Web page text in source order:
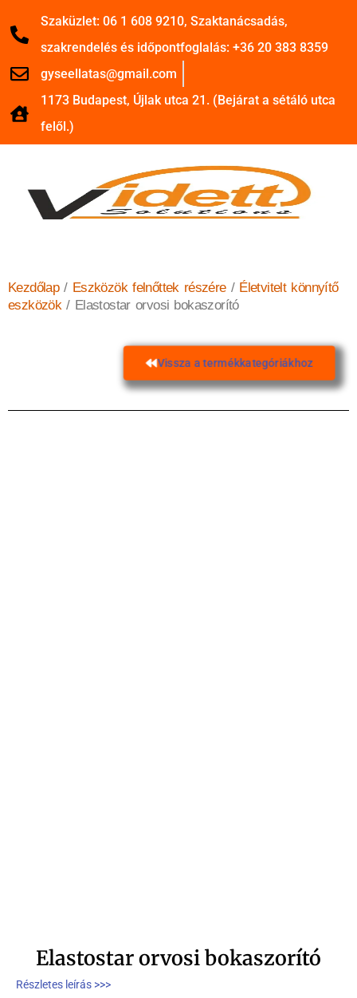
Szaküzlet: 06 1 608 9210, Szaktanácsadás,
szakrendelés és időpontfoglalás: +36 20 383 8359
gyseellatas@gmail.com
1173 Budapest, Újlak utca 21. (Bejárat a sétáló utca
felől.)
Kezdőlap/ Eszközök felnőttek részére/ Életvitelt könnyítő
eszközök/ Elastostar orvosi bokaszorító
Vissza a termékkategóriákhoz
Elastostar orvosi bokaszorító
Részletes leírás >>>